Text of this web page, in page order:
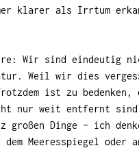
klarer als Irrtum
Wir sind eindeutig
Weil wir dies
ist zu bedenken,
nur weit entfernt sind,
großen Dinge – ich
dem Meeresspiegel